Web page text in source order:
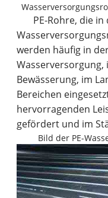
PE-Rohre, die
werden häufig in
Bewässerung, im
Bereichen
hervorragenden
gefördert und im
Bild der PE-